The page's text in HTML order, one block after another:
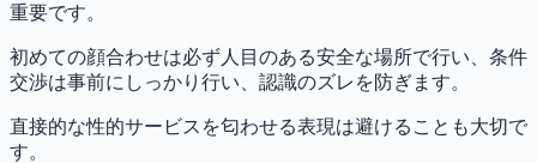
重要です。
初めての顔合わせは必ず人目のある安全な場所で行い、条件
交渉は事前にしっかり行い、認識のズレを防ぎます。
直接的な性的サービスを匂わせる表現は避けることも大切で
す。